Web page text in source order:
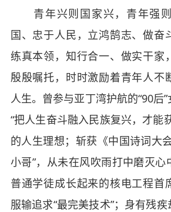
青年兴则国家兴，青年强则
国、忠于人民，立鸿鹄志、做奋
练真本领，知行合一、做实干家
殷殷嘱托，时时激励着青年人不
人生。曾参与亚丁湾护航的“90后
“把人生奋斗融入民族复兴，才能
的人生理想；斩获《中国诗词大
小哥”，从未在风吹雨打中磨灭心
普通学徒成长起来的核电工程首
服输追求“最完美技术”；身有残